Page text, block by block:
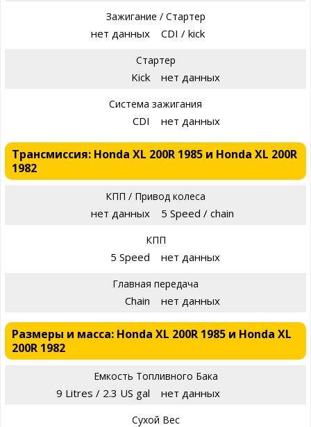
Зажигание / Стартер
нет данных CDI / kick
Стартер
Kick нет данных
Система зажигания
CDI нет данных
Трансмиссия: Honda XL 200R 1985 и Honda XL 200R
1982
КПП / Привод колеса
нет данных 5 Speed / chain
КПП
5 Speed нет данных
Главная передача
Chain нет данных
Размеры и масса: Honda XL 200R 1985 и Honda XL
200R 1982
Емкость Топливного Бака
9 Litres / 2.3 US gal нет данных
Сухой Вес